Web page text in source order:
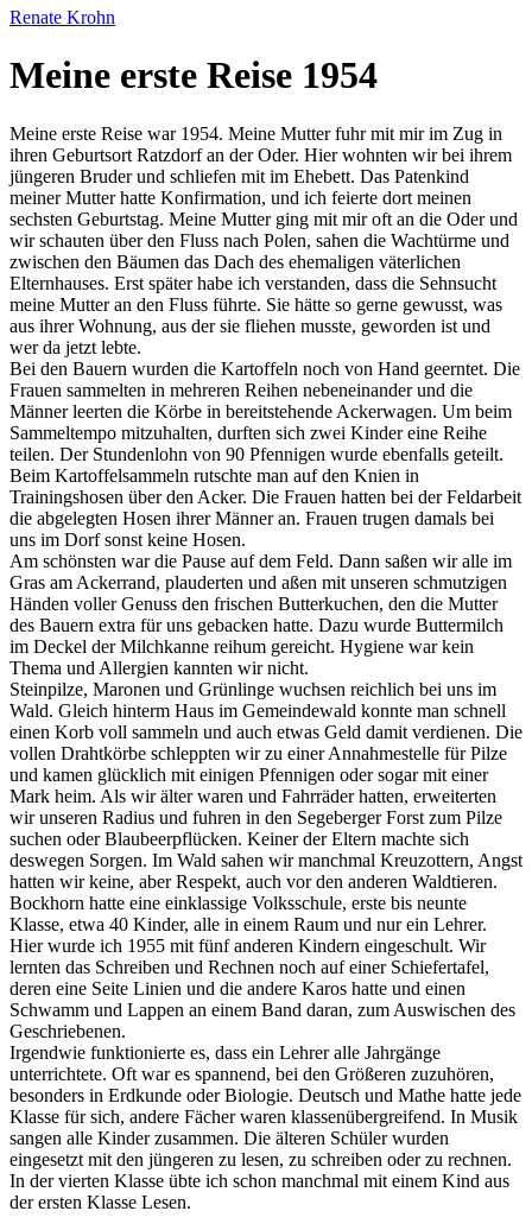
Renate Krohn
Meine erste Reise 1954
Meine erste Reise war 1954. Meine Mutter fuhr mit mir im Zug in
ihren Geburtsort Ratzdorf an der Oder. Hier wohnten wir bei ihrem
jüngeren Bruder und schliefen mit im Ehebett. Das Patenkind
meiner Mutter hatte Konfirmation, und ich feierte dort meinen
sechsten Geburtstag. Meine Mutter ging mit mir oft an die Oder und
wir schauten über den Fluss nach Polen, sahen die Wachtürme und
zwischen den Bäumen das Dach des ehemaligen väterlichen
Elternhauses. Erst später habe ich verstanden, dass die Sehnsucht
meine Mutter an den Fluss führte. Sie hätte so gerne gewusst, was
aus ihrer Wohnung, aus der sie fliehen musste, geworden ist und
wer da jetzt lebte.
Bei den Bauern wurden die Kartoffeln noch von Hand geerntet. Die
Frauen sammelten in mehreren Reihen nebeneinander und die
Männer leerten die Körbe in bereitstehende Ackerwagen. Um beim
Sammeltempo mitzuhalten, durften sich zwei Kinder eine Reihe
teilen. Der Stundenlohn von 90 Pfennigen wurde ebenfalls geteilt.
Beim Kartoffelsammeln rutschte man auf den Knien in
Trainingshosen über den Acker. Die Frauen hatten bei der Feldarbeit
die abgelegten Hosen ihrer Männer an. Frauen trugen damals bei
uns im Dorf sonst keine Hosen.
Am schönsten war die Pause auf dem Feld. Dann saßen wir alle im
Gras am Ackerrand, plauderten und aßen mit unseren schmutzigen
Händen voller Genuss den frischen Butterkuchen, den die Mutter
des Bauern extra für uns gebacken hatte. Dazu wurde Buttermilch
im Deckel der Milchkanne reihum gereicht. Hygiene war kein
Thema und Allergien kannten wir nicht.
Steinpilze, Maronen und Grünlinge wuchsen reichlich bei uns im
Wald. Gleich hinterm Haus im Gemeindewald konnte man schnell
einen Korb voll sammeln und auch etwas Geld damit verdienen. Die
vollen Drahtkörbe schleppten wir zu einer Annahmestelle für Pilze
und kamen glücklich mit einigen Pfennigen oder sogar mit einer
Mark heim. Als wir älter waren und Fahrräder hatten, erweiterten
wir unseren Radius und fuhren in den Segeberger Forst zum Pilze
suchen oder Blaubeerpflücken. Keiner der Eltern machte sich
deswegen Sorgen. Im Wald sahen wir manchmal Kreuzottern, Angst
hatten wir keine, aber Respekt, auch vor den anderen Waldtieren.
Bockhorn hatte eine einklassige Volksschule, erste bis neunte
Klasse, etwa 40 Kinder, alle in einem Raum und nur ein Lehrer.
Hier wurde ich 1955 mit fünf anderen Kindern eingeschult. Wir
lernten das Schreiben und Rechnen noch auf einer Schiefertafel,
deren eine Seite Linien und die andere Karos hatte und einen
Schwamm und Lappen an einem Band daran, zum Auswischen des
Geschriebenen.
Irgendwie funktionierte es, dass ein Lehrer alle Jahrgänge
unterrichtete. Oft war es spannend, bei den Größeren zuzuhören,
besonders in Erdkunde oder Biologie. Deutsch und Mathe hatte jede
Klasse für sich, andere Fächer waren klassenübergreifend. In Musik
sangen alle Kinder zusammen. Die älteren Schüler wurden
eingesetzt mit den jüngeren zu lesen, zu schreiben oder zu rechnen.
In der vierten Klasse übte ich schon manchmal mit einem Kind aus
der ersten Klasse Lesen.